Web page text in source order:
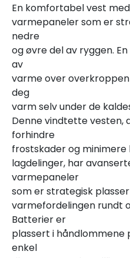
En komfortabel vest
varmepaneler som er
nedre
og øvre del av ryggen.
av
varme over
deg
varm selv under de
Denne vindtette vesten,
forhindre
frostskader og
lagdelinger, har
varmepaneler
som er strategisk
varmefordelingen rundt
Batterier er
plassert i håndlommene
enkel